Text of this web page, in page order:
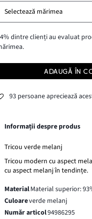
Selectează mărimea
dintre clienți au evaluat
ADAUGĂ ÎN
93 persoane apreciează
Informații despre produs
Tricou verde melanj
Tricou modern cu aspect
cu aspect melanj în tendințe.
MaterialMaterial superior:
Culoareverde melanj
Număr articol94986295